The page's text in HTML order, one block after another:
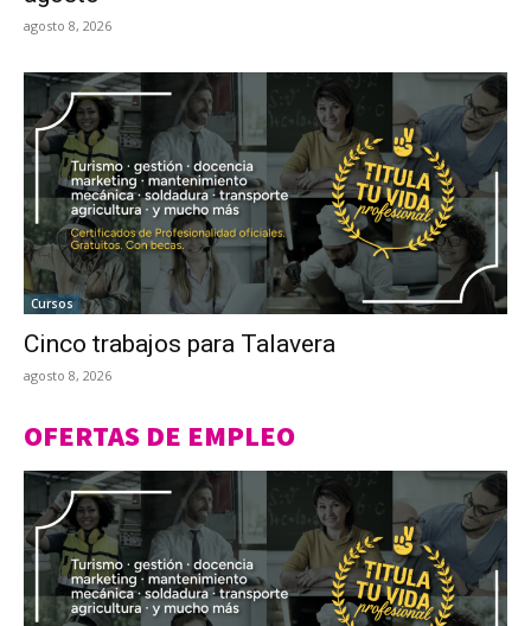
agosto 8, 2026
Cursos
Cinco trabajos para Talavera
agosto 8, 2026
OFERTAS DE EMPLEO